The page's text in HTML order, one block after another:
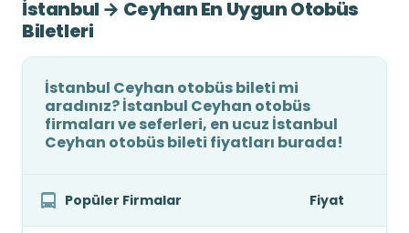
İstanbul → Ceyhan En Uygun Otobüs
Biletleri
İstanbul Ceyhan otobüs bileti mi
aradınız? İstanbul Ceyhan otobüs
firmaları ve seferleri, en ucuz İstanbul
Ceyhan otobüs bileti fiyatları burada!
Popüler Firmalar Fiyat